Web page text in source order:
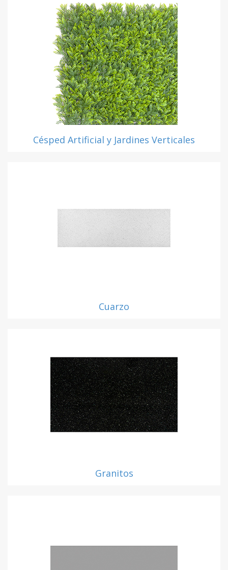
Césped Artificial y Jardines Verticales
Cuarzo
Granitos